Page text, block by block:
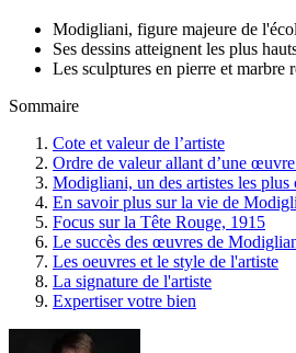
Modigliani, figure majeure de
Ses dessins atteignent les plus
Les sculptures en pierre et marbre
Sommaire
Cote et valeur de l’artiste
Ordre de valeur allant d’une
Modigliani, un des artistes les plus
En savoir plus sur la vie de
Focus sur la Tête Rouge, 1915
Le succès des œuvres de
Les oeuvres et le style de l'artiste
La signature de l'artiste
Expertiser votre bien